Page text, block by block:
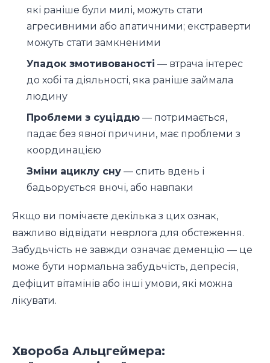
які раніше були милі, можуть стати
агресивними або апатичними; екстраверти
можуть стати замкненими
Упадок змотивованості — втрача інтерес
до хобі та діяльності, яка раніше займала
людину
Проблеми з суціддю — потримається,
падає без явної причини, має проблеми з
координацією
Зміни ациклу сну — спить вдень і
бадьорується вночі, або навпаки
Якщо ви помічаєте декілька з цих ознак,
важливо відвідати неврлога для обстеження.
Забудьчість не завжди означає деменцію — це
може бути нормальна забудьчість, депресія,
дефіцит вітамінів або інші умови, які можна
лікувати.
Хвороба Альцгеймера: